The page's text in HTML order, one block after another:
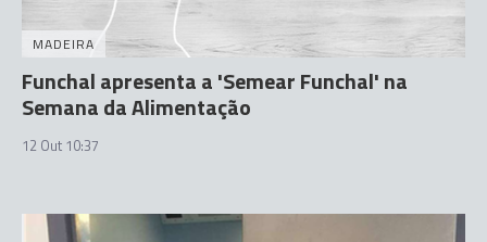
MADEIRA
Funchal apresenta a 'Semear Funchal' na
Semana da Alimentação
12 Out 10:37